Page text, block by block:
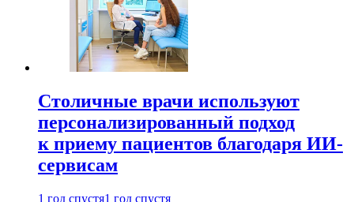
Столичные врачи используют
персонализированный подход
к приему пациентов благодаря ИИ-
сервисам
1 год спустя1 год спустя